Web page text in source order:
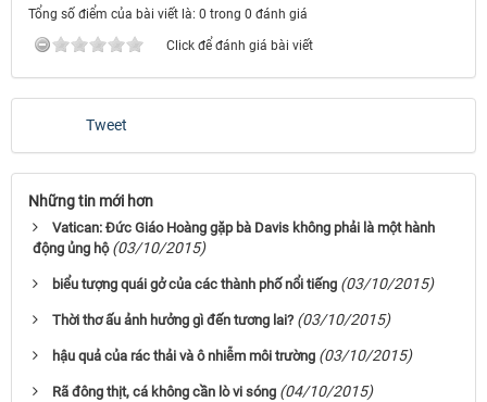
Tổng số điểm của bài viết là: 0 trong 0 đánh giá
Click để đánh giá bài viết
Tweet
Những tin mới hơn
Vatican: Đức Giáo Hoàng gặp bà Davis không phải là một hành
động ủng hộ (03/10/2015)
biểu tượng quái gở của các thành phố nổi tiếng (03/10/2015)
Thời thơ ấu ảnh hưởng gì đến tương lai? (03/10/2015)
hậu quả của rác thải và ô nhiễm môi trường (03/10/2015)
Rã đông thịt, cá không cần lò vi sóng (04/10/2015)